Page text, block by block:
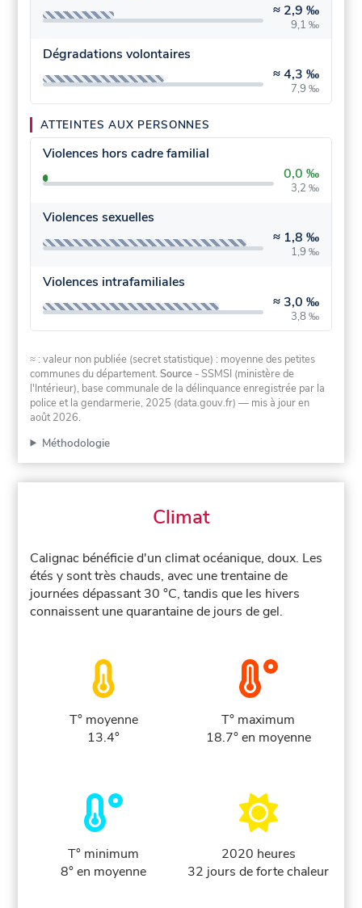
≈ 2,9 ‰
9,1 ‰
Dégradations volontaires
≈4,3 ‰
7,9 ‰
ATTEINTES AUX PERSONNES
Violences hors cadre familial
0,0 ‰
3,2 ‰
Violences sexuelles
≈ 1,8 ‰
1,9 ‰
Violences intrafamiliales
≈ 3,0 ‰
3,8 ‰
≈ : valeur non publiée (secret statistique) : moyenne des petites
communes du département.Source - SSMSI (ministère de
l'Intérieur), base communale de la délinquance enregistrée par la
police et la gendarmerie, 2025 (data.gouv.fr) — mis à jour en
août 2026.
Méthodologie
Climat
Calignac bénéficie d'un climat océanique, doux. Les
étés y sont très chauds, avec une trentaine de
journées dépassant 30 °C, tandis que les hivers
connaissent une quarantaine de jours de gel.
T° moyenne
13.4°
T° maximum
18.7° en moyenne
T° minimum
8° en moyenne
2020 heures
32 jours de forte chaleur